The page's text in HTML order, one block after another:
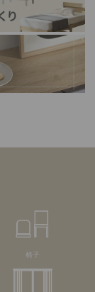
椅子